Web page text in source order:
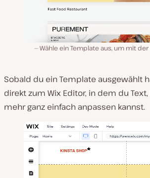
Wähle ein Template aus, um mit
Sobald du ein Template ausgewählt
direkt zum Wix Editor, in dem du
mehr ganz einfach anpassen kannst.